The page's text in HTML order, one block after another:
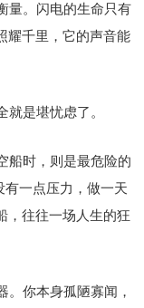
量。闪电的生命只有
耀千里，它的声音能
就是堪忧虑了。
船时，则是最危险的
一点压力，做一天
，往往一场人生的狂
。你本身孤陋寡闻，